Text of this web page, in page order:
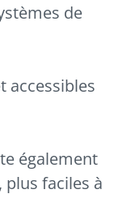
de
accessibles
également
faciles à